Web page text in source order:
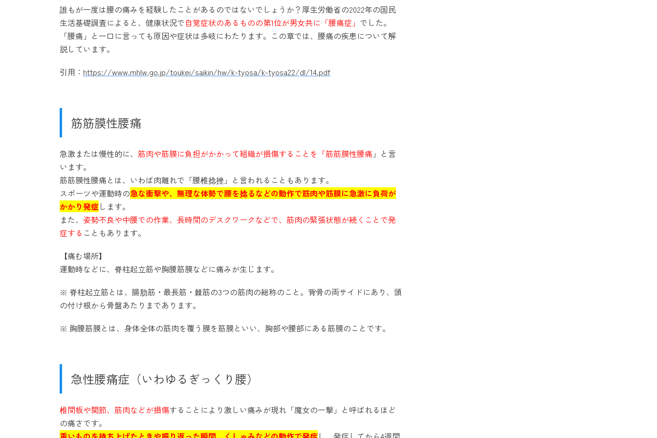
誰もが一度は腰の痛みを経験したことがあるのではないでしょうか？厚生労働省の2022年の国民
生活基礎調査によると、健康状況で自覚症状のあるものの第1位が男女共に「腰痛症」 でした。
「腰痛」と一口に言っても原因や症状は多岐にわたります。この章では、腰痛の疾患について解
説しています。
引用： https://www.mhlw.go.jp/toukei/saikin/hw/k-tyosa/k-tyosa22/dl/14.pdf
筋筋膜性腰痛
急激または慢性的に、 筋肉や筋膜に負担がかかって組織が損傷することを「筋筋膜性腰痛 」と言
います。
筋筋膜性腰痛とは、いわば肉離れで「腰椎捻挫」と言われることもあります。
スポーツや運動時の急な衝撃や、無理な体勢で腰を捻るなどの動作で筋肉や筋膜に急激に負荷が
かかり発症します。
また、 姿勢不良や中腰での作業、長時間のデスクワークなどで、筋肉の緊張状態が続くことで発
症する こともあります。
【痛む場所】
運動時などに、脊柱起立筋や胸腰筋膜などに痛みが生じます。
※ 脊柱起立筋とは、腸肋筋・最長筋・棘筋の3つの筋肉の総称のこと。背骨の両サイドにあり、頭
の付け根から骨盤あたりまであります。
※ 胸腰筋膜とは、身体全体の筋肉を覆う膜を筋膜といい、胸部や腰部にある筋膜のことです。
急性腰痛症（いわゆるぎっくり腰）
椎間板や関節、筋肉などが損傷することにより激しい痛みが現れ「魔女の一撃」と呼ばれるほど
の痛さです。